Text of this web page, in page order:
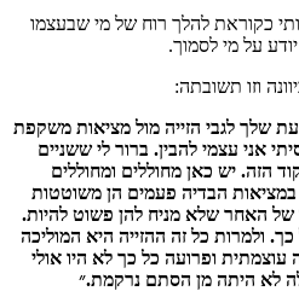
כקוראת להלך רוח של מי שבעצמו
על מי לסמוך.
וזו תשובתה:
שלך לגבי הזייה מול מציאות משקפת
אני עצמי להבין. ברור לי ששניים
הזה. יש כאן מחוללים ומחוללים
הבדיה פעמים הן משוטטות
של האחר שלא מניח להן פשוט להיות.
ולמרות כל זה ההזייה היא המוליכה
ופרועה כל כך לא היו אולי
לא היתה מן הסתם נרקמת.״